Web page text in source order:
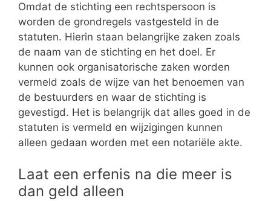
Omdat de stichting een rechtspersoon is
worden de grondregels vastgesteld in de
statuten. Hierin staan belangrijke zaken zoals
de naam van de stichting en het doel. Er
kunnen ook organisatorische zaken worden
vermeld zoals de wijze van het benoemen van
de bestuurders en waar de stichting is
gevestigd. Het is belangrijk dat alles goed in de
statuten is vermeld en wijzigingen kunnen
alleen gedaan worden met een notariële akte.
Laat een erfenis na die meer is
dan geld alleen